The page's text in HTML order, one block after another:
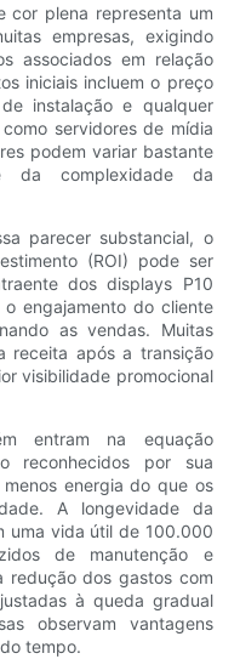
cor plena representa um
empresas, exigindo
associados em relação
iniciais incluem o preço
instalação e qualquer
servidores de mídia
podem variar bastante
da complexidade da
parecer substancial, o
(ROI) pode ser
dos displays P10
engajamento do cliente
as vendas. Muitas
receita após a transição
visibilidade promocional
entram na equação
reconhecidos por sua
energia do que os
A longevidade da
uma vida útil de 100.000
de manutenção e
redução dos gastos com
à queda gradual
observam vantagens
tempo.